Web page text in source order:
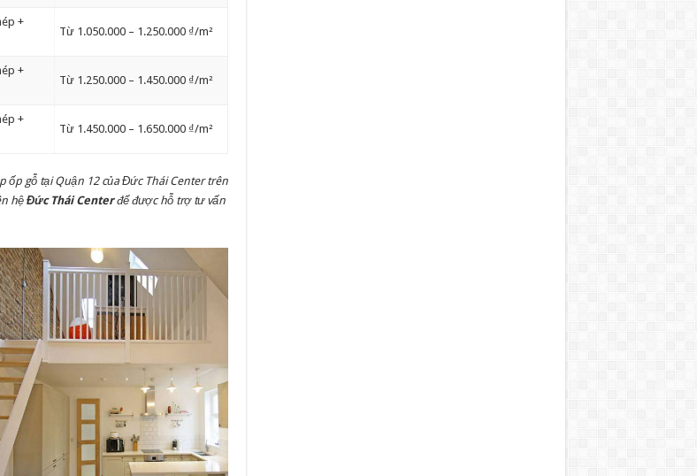
+
Từ 1.050.000 – 1.250.000 ₫/m²
+
Từ 1.250.000 – 1.450.000 ₫/m²
+
Từ 1.450.000 – 1.650.000 ₫/m²
ốp gỗ tại Quận 12 của Đức Thái Center trên
hệ Đức Thái Centerđể được hỗ trợ tư vấn